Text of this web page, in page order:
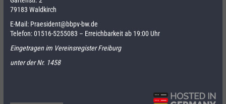
79183 Waldkirch
E-Mail: Praesident@bbpv-bw.de
Telefon:01516-5255083 – Erreichbarkeit ab 19:00 Uhr
Eingetragen im Vereinsregister Freiburg
unter der Nr. 1458